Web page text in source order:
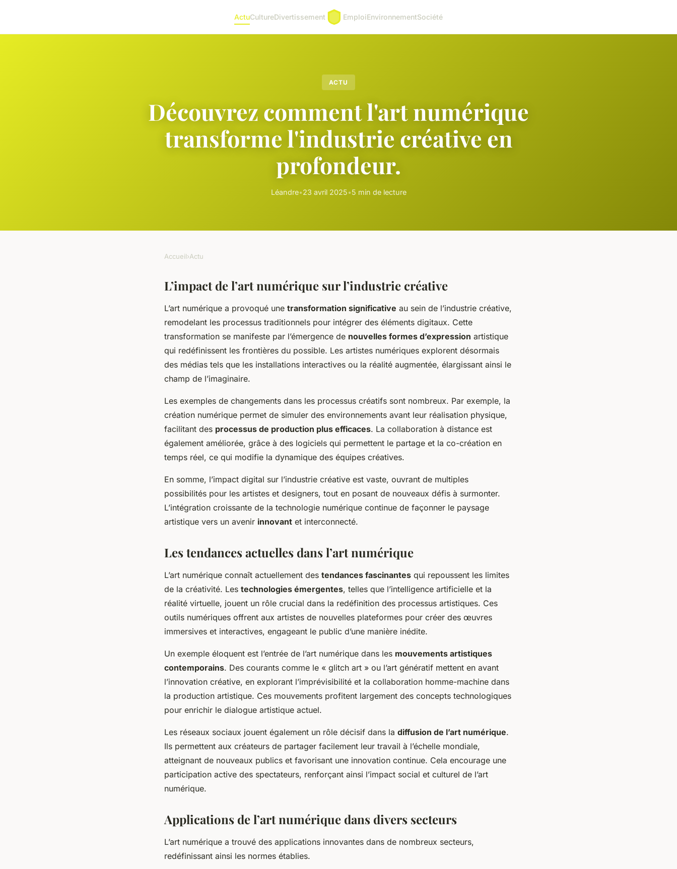
ActuCultureDivertissement EmploiEnvironnementSociété
ACTU
Découvrez comment l'art numérique
transforme l'industrie créative en
profondeur.
Léandre•23 avril 2025•5 min de lecture
Accueil›Actu
L’impact de l’art numérique sur l’industrie créative
L’art numérique a provoqué une transformation significative au sein de l’industrie créative,
remodelant les processus traditionnels pour intégrer des éléments digitaux. Cette
transformation se manifeste par l’émergence de nouvelles formes d’expression artistique
qui redéfinissent les frontières du possible. Les artistes numériques explorent désormais
des médias tels que les installations interactives ou la réalité augmentée, élargissant ainsi le
champ de l’imaginaire.
Les exemples de changements dans les processus créatifs sont nombreux. Par exemple, la
création numérique permet de simuler des environnements avant leur réalisation physique,
facilitant des processus de production plus efficaces. La collaboration à distance est
également améliorée, grâce à des logiciels qui permettent le partage et la co-création en
temps réel, ce qui modifie la dynamique des équipes créatives.
En somme, l’impact digital sur l’industrie créative est vaste, ouvrant de multiples
possibilités pour les artistes et designers, tout en posant de nouveaux défis à surmonter.
L’intégration croissante de la technologie numérique continue de façonner le paysage
artistique vers un avenir innovant et interconnecté.
Les tendances actuelles dans l’art numérique
L’art numérique connaît actuellement des tendances fascinantes qui repoussent les limites
de la créativité. Les technologies émergentes, telles que l’intelligence artificielle et la
réalité virtuelle, jouent un rôle crucial dans la redéfinition des processus artistiques. Ces
outils numériques offrent aux artistes de nouvelles plateformes pour créer des œuvres
immersives et interactives, engageant le public d’une manière inédite.
Un exemple éloquent est l’entrée de l’art numérique dans les mouvements artistiques
contemporains. Des courants comme le « glitch art » ou l’art génératif mettent en avant
l’innovation créative, en explorant l’imprévisibilité et la collaboration homme-machine dans
la production artistique. Ces mouvements profitent largement des concepts technologiques
pour enrichir le dialogue artistique actuel.
Les réseaux sociaux jouent également un rôle décisif dans la diffusion de l’art numérique.
Ils permettent aux créateurs de partager facilement leur travail à l’échelle mondiale,
atteignant de nouveaux publics et favorisant une innovation continue. Cela encourage une
participation active des spectateurs, renforçant ainsi l’impact social et culturel de l’art
numérique.
Applications de l’art numérique dans divers secteurs
L’art numérique a trouvé des applications innovantes dans de nombreux secteurs,
redéfinissant ainsi les normes établies.